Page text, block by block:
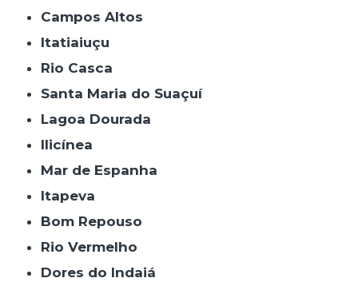
Campos Altos
Itatiaiuçu
Rio Casca
Santa Maria do Suaçuí
Lagoa Dourada
Ilicínea
Mar de Espanha
Itapeva
Bom Repouso
Rio Vermelho
Dores do Indaiá